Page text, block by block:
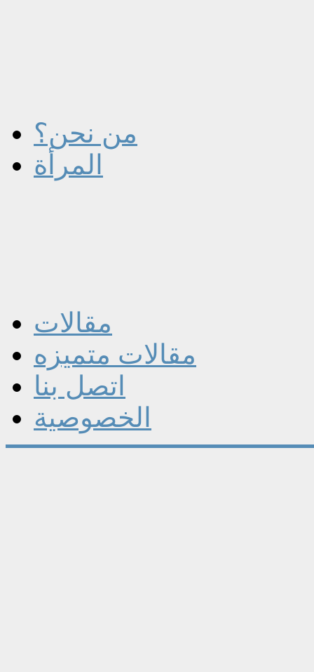
من نحن؟
المرأة
مقالات
مقالات متميزه
اتصل بنا
الخصوصية